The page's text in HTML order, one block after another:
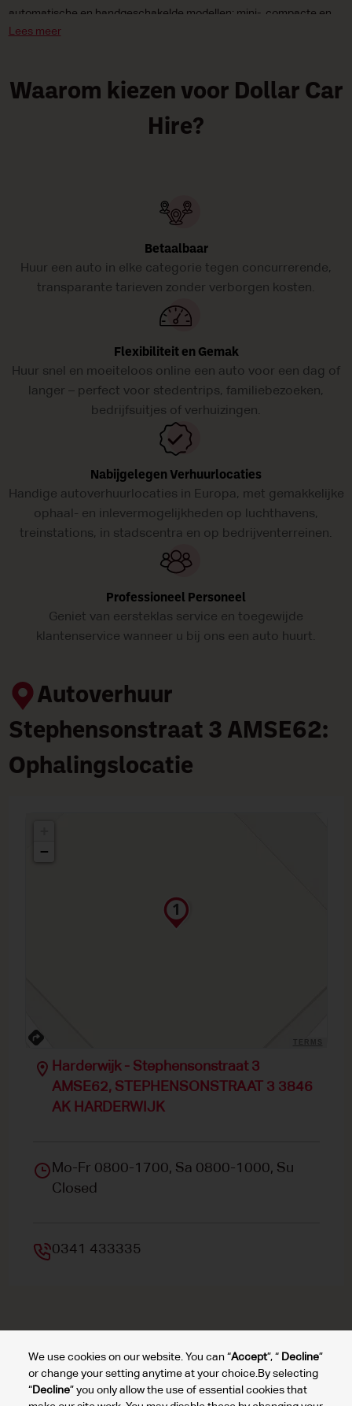
We use cookies on our website. You can “Accept”, “ Decline”
or change your setting anytime at your choice.By selecting
“ Decline” you only allow the use of essential cookies that
automatische en handgeschakelde modellen; mini-, compacte en
middenklassers, en zelfs milieuvriendelijke elektrische auto;s en
Lees meer
Waarom kiezen voor Dollar Car
Hire?
Betaalbaar
Huur een auto in elke categorie tegen concurrerende,
transparante tarieven zonder verborgen kosten.
Flexibiliteit en Gemak
Huur snel en moeiteloos online een auto voor een dag of
langer – perfect voor stedentrips, familiebezoeken,
bedrijfsuitjes of verhuizingen.
Nabijgelegen Verhuurlocaties
Handige autoverhuurlocaties in Europa, met gemakkelijke
ophaal- en inlevermogelijkheden op luchthavens,
treinstations, in stadscentra en op bedrijventerreinen.
Professioneel Personeel
Geniet van eersteklas service en toegewijde
klantenservice wanneer u bij ons een auto huurt.
Autoverhuur
Stephensonstraat 3 AMSE62:
Ophalingslocatie
−
Harderwijk - Stephensonstraat 3
AMSE62, STEPHENSONSTRAAT 3 3846
AK HARDERWIJK
Mo-Fr 0800-1700, Sa 0800-1000, Su
Closed
0341 433335
Top autoverhuur LuchthavenTop autoverhuur steden Top